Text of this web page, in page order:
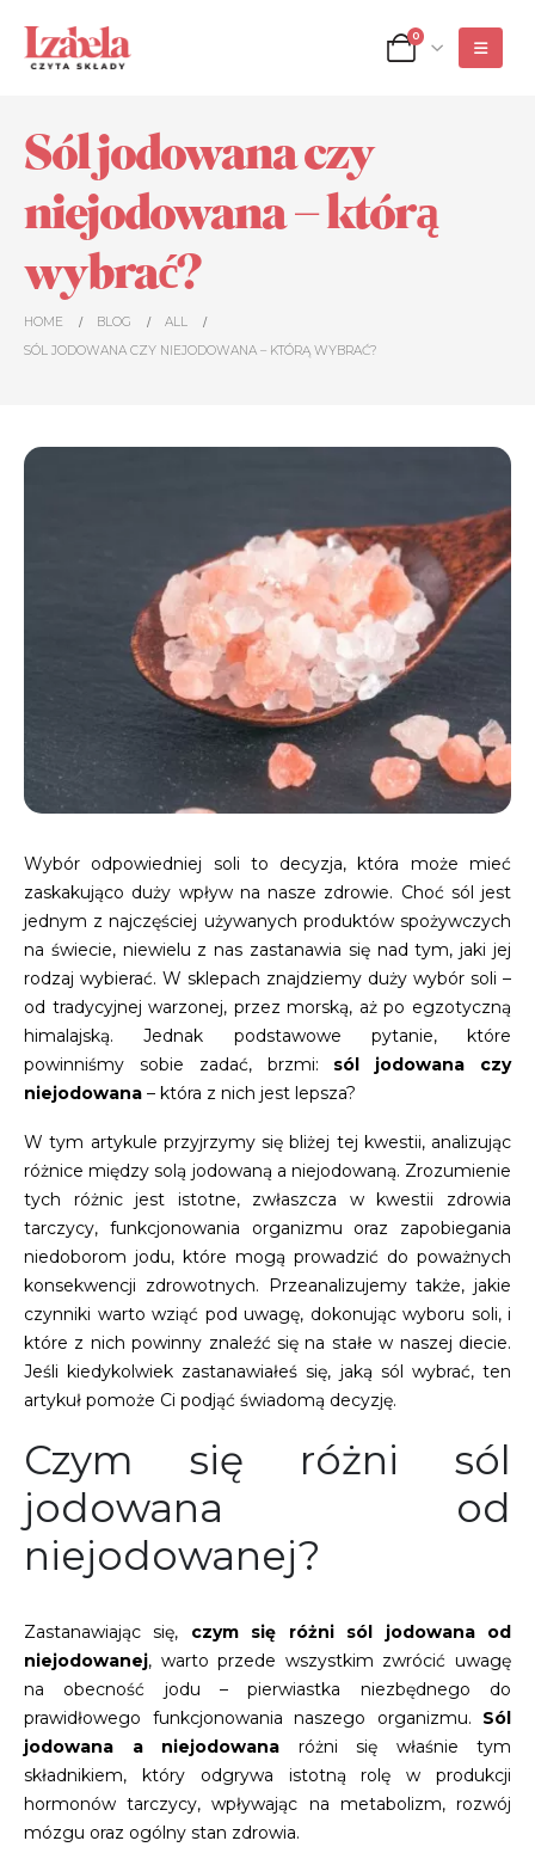
0
Sól jodowana czy
niejodowana – którą
wybrać?
HOME BLOG
ALL
SÓL JODOWANA CZY NIEJODOWANA – KTÓRĄ WYBRAĆ?
Wybór odpowiedniej soli to decyzja, która może mieć
zaskakująco duży wpływ na nasze zdrowie. Choć sól jest
jednym z najczęściej używanych produktów spożywczych
na świecie, niewielu z nas zastanawia się nad tym, jaki jej
rodzaj wybierać. W sklepach znajdziemy duży wybór soli –
od tradycyjnej warzonej, przez morską, aż po egzotyczną
himalajską. Jednak podstawowe pytanie, które
powinniśmy sobie zadać, brzmi: sól jodowana czy
niejodowana – która z nich jest lepsza?
W tym artykule przyjrzymy się bliżej tej kwestii, analizując
różnice między solą jodowaną a niejodowaną. Zrozumienie
tych różnic jest istotne, zwłaszcza w kwestii zdrowia
tarczycy, funkcjonowania organizmu oraz zapobiegania
niedoborom jodu, które mogą prowadzić do poważnych
konsekwencji zdrowotnych. Przeanalizujemy także, jakie
czynniki warto wziąć pod uwagę, dokonując wyboru soli, i
które z nich powinny znaleźć się na stałe w naszej diecie.
Jeśli kiedykolwiek zastanawiałeś się, jaką sól wybrać, ten
artykuł pomoże Ci podjąć świadomą decyzję.
Czym się różni sól
jodowana od
niejodowanej?
Zastanawiając się, czym się różni sól jodowana od
niejodowanej, warto przede wszystkim zwrócić uwagę
na obecność jodu – pierwiastka niezbędnego do
prawidłowego funkcjonowania naszego organizmu. Sól
jodowana a niejodowana różni się właśnie tym
składnikiem, który odgrywa istotną rolę w produkcji
hormonów tarczycy, wpływając na metabolizm, rozwój
mózgu oraz ogólny stan zdrowia.